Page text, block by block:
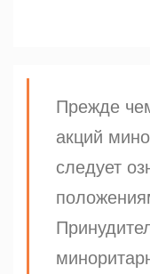
Прежде
акций
следует